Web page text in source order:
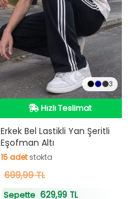
3
Hızlı Teslimat
Hızlı Teslimat
Erkek Bel Lastikli Yan Şeritli
Eşofman Altı
15adetstokta
15adetstokta
699,99 TL
Sepette 629,99 TL